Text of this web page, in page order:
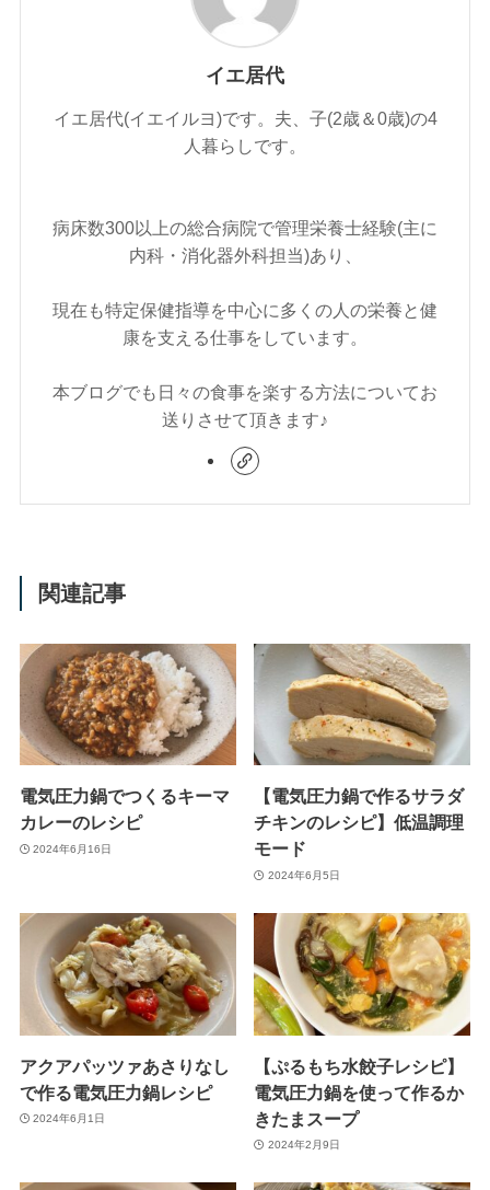
イエ居代
イエ居代(イエイルヨ)です。夫、子(2歳＆0歳)の4
人暮らしです。
病床数300以上の総合病院で管理栄養士経験(主に
内科・消化器外科担当)あり、
現在も特定保健指導を中心に多くの人の栄養と健
康を支える仕事をしています。
本ブログでも日々の食事を楽する方法についてお
送りさせて頂きます♪
関連記事
電気圧力鍋でつくるキーマ
カレーのレシピ
2024年6月16日
【電気圧力鍋で作るサラダ
チキンのレシピ】低温調理
モード
2024年6月5日
アクアパッツァあさりなし
で作る電気圧力鍋レシピ
2024年6月1日
【ぷるもち水餃子レシピ】
電気圧力鍋を使って作るか
きたまスープ
2024年2月9日